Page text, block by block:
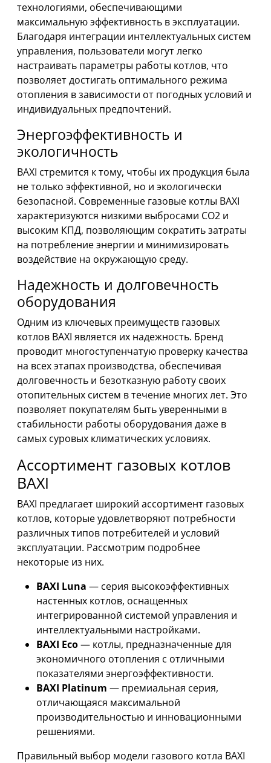
технологиями, обеспечивающими
максимальную эффективность в эксплуатации.
Благодаря интеграции интеллектуальных систем
управления, пользователи могут легко
настраивать параметры работы котлов, что
позволяет достигать оптимального режима
отопления в зависимости от погодных условий и
индивидуальных предпочтений.
Энергоэффективность и
экологичность
BAXI стремится к тому, чтобы их продукция была
не только эффективной, но и экологически
безопасной. Современные газовые котлы BAXI
характеризуются низкими выбросами CO2 и
высоким КПД, позволяющим сократить затраты
на потребление энергии и минимизировать
воздействие на окружающую среду.
Надежность и долговечность
оборудования
Одним из ключевых преимуществ газовых
котлов BAXI является их надежность. Бренд
проводит многоступенчатую проверку качества
на всех этапах производства, обеспечивая
долговечность и безотказную работу своих
отопительных систем в течение многих лет. Это
позволяет покупателям быть уверенными в
стабильности работы оборудования даже в
самых суровых климатических условиях.
Ассортимент газовых котлов
BAXI
BAXI предлагает широкий ассортимент газовых
котлов, которые удовлетворяют потребности
различных типов потребителей и условий
эксплуатации. Рассмотрим подробнее
некоторые из них.
BAXI Luna — серия высокоэффективных
настенных котлов, оснащенных
интегрированной системой управления и
интеллектуальными настройками.
BAXI Eco— котлы, предназначенные для
экономичного отопления с отличными
показателями энергоэффективности.
BAXI Platinum — премиальная серия,
отличающаяся максимальной
производительностью и инновационными
решениями.
Правильный выбор модели газового котла BAXI